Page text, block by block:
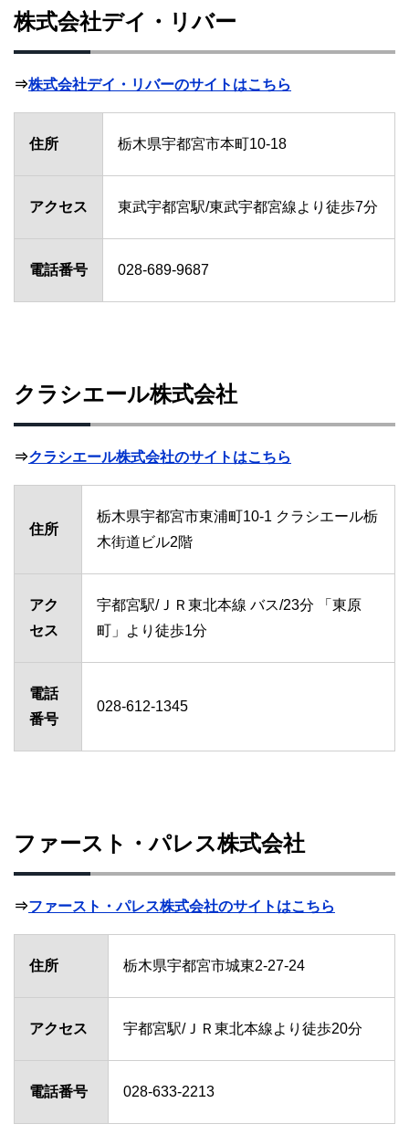
株式会社デイ・リバー
⇒株式会社デイ・リバーのサイトはこちら
住所 栃木県宇都宮市本町10-18
アクセス 東武宇都宮駅/東武宇都宮線より徒歩7分
電話番号 028-689-9687
クラシエール株式会社
⇒クラシエール株式会社のサイトはこちら
住所
栃木県宇都宮市東浦町10-1 クラシエール栃
木街道ビル2階
アク
セス
宇都宮駅/ＪＲ東北本線 バス/23分 「東原
町」より徒歩1分
電話
番号
028-612-1345
ファースト・パレス株式会社
⇒ファースト・パレス株式会社のサイトはこちら
住所 栃木県宇都宮市城東2-27-24
アクセス 宇都宮駅/ＪＲ東北本線より徒歩20分
電話番号 028-633-2213